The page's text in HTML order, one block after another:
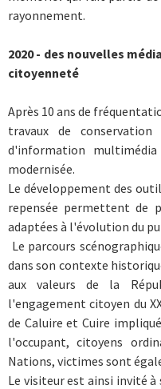
rayonnement.
2020 - des nouvelles
citoyenneté
Après 10 ans de
travaux de
d'information
modernisée.
Le développement des
repensée permettent de
adaptées à l'évolution du
Le parcours
dans son contexte
aux valeurs de la
l'engagement citoyen du
de Caluire et Cuire
l'occupant, citoyens
Nations, victimes sont
Le visiteur est ainsi invité